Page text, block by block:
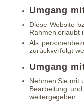
Umgang
Diese Website
Rahmen erlaubt
Als
zurückverfolgt
Umgang
Nehmen Sie mit
Bearbeitung
weitergegeben.